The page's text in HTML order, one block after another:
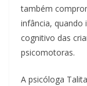
também
infância, quando
cognitivo das
psicomotoras.
A psicóloga